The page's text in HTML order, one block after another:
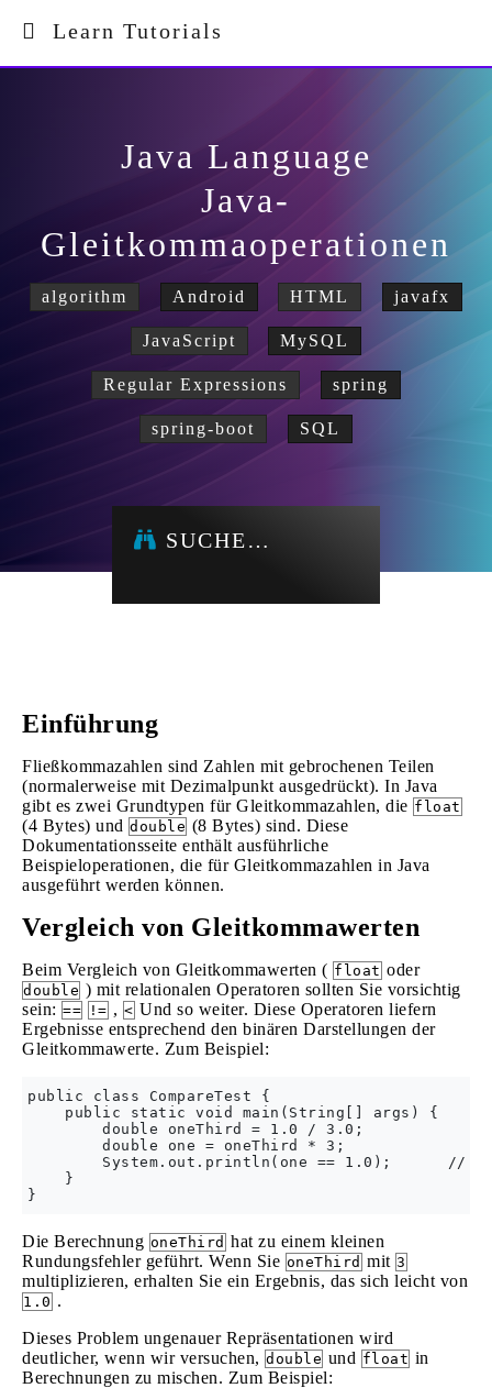
Learn Tutorials
Java Language
Java-
Gleitkommaoperationen
algorithm Android HTML javafx
JavaScript MySQL
Regular Expressions spring
spring-boot SQL
SUCHE…
Einführung
Fließkommazahlen sind Zahlen mit gebrochenen Teilen
(normalerweise mit Dezimalpunkt ausgedrückt). In Java
gibt es zwei Grundtypen für Gleitkommazahlen, die float
(4 Bytes) und double (8 Bytes) sind. Diese
Dokumentationsseite enthält ausführliche
Beispieloperationen, die für Gleitkommazahlen in Java
ausgeführt werden können.
Vergleich von Gleitkommawerten
Beim Vergleich von Gleitkommawerten ( float oder
double ) mit relationalen Operatoren sollten Sie vorsichtig
sein: == != , < Und so weiter. Diese Operatoren liefern
Ergebnisse entsprechend den binären Darstellungen der
Gleitkommawerte. Zum Beispiel:
public class CompareTest {
    public static void main(String[] args) {
        double oneThird = 1.0 / 3.0;
        double one = oneThird * 3;
System.out.println(one == 1.0);      //
    }
Die Berechnung oneThird hat zu einem kleinen
Rundungsfehler geführt. Wenn Sie oneThird mit 3
multiplizieren, erhalten Sie ein Ergebnis, das sich leicht von
1.0 .
Dieses Problem ungenauer Repräsentationen wird
deutlicher, wenn wir versuchen, double und float in
Berechnungen zu mischen. Zum Beispiel: